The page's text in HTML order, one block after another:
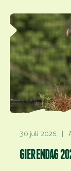
30 juli 2026 |
GIERENDAG
Lees meer over